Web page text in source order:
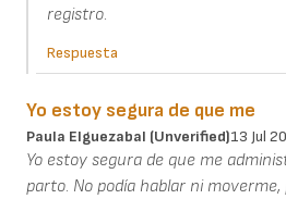
registro.
Respuesta
Yo estoy segura de que me
Paula Elguezabal (unverified)13 Jul
Yo estoy segura de que me
parto. No podía hablar ni